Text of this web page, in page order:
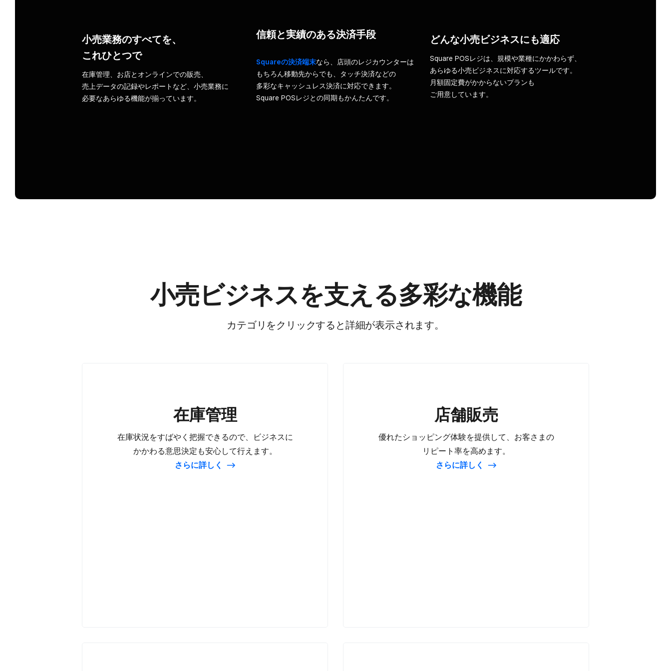
小売業務の​すべてを、​
これひとつで
在庫管理、​お店と​オンラインでの​販売、​
売上データの​記録や​レポートなど、​小売業務に​
必要な​あらゆる​機能が​揃っています。
信頼と​実績の​ある​決済手段
Squareの​決済端末なら、​店頭の​レジカウンターは​
もちろん移動先から​でも、​タッチ決済などの​
多彩な​キャッシュレス決済に​対応できます。​
Square POSレジとの​同期も​かんたんです。
どんな​小売ビジネスにも​適応
Square POSレジは、​規模や​業種に​かかわらず、​
あらゆる​小売ビジネスに​対応する​ツールです。​
月額固定費が​かからない​プランも​
ご用意しています。
小売ビジネスを​支える​多彩な​機能
カテゴリを​クリックすると​詳細が​表示されます。
在庫管理
在庫状況を​すばやく​把握できるので、​ビジネスに​
かかわる​意思決定も​安心して​行えます。​
さらに​詳しく
掲載できる​商品数は​無制限
店舗間の​在庫移動
在庫数を​すばやく​確認
店舗販売
優れた​ショッピング体験を​提供して、​お客さまの​
リピート率を​高めます。​
さらに​詳しく
顧客プロフィールを​自動で​追加
すべての​販売チャネルでの​顧客取引履歴